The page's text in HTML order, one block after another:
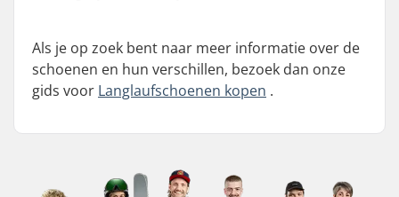
Als je op zoek bent naar meer informatie over de
schoenen en hun verschillen, bezoek dan onze
gids voor Langlaufschoenen kopen .